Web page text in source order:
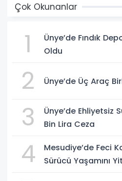
Çok Okunanlar
1
Ünye’de Fındık
Oldu
2 Ünye’de Üç Araç
3
Ünye’de Ehliyetsiz
Bin Lira Ceza
4
Mesudiye’de Feci
Sürücü Yaşamını